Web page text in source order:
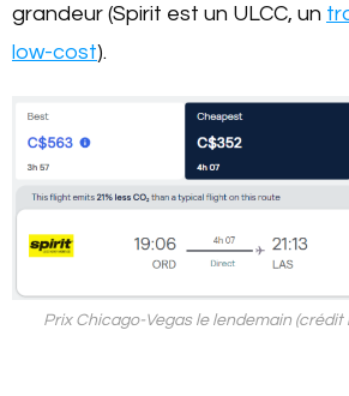
grandeur (Spirit est un ULCC, un
low-cost).
Prix Chicago-Vegas le lendemain (crédit